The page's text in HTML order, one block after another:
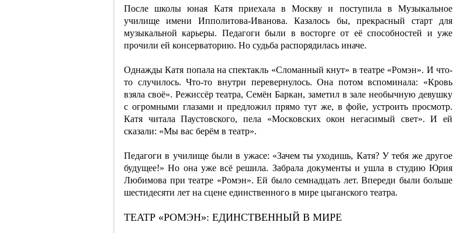
После школы юная Катя приехала в Москву и поступила в Музыкальное
училище имени Ипполитова-Иванова. Казалось бы, прекрасный старт для
музыкальной карьеры. Педагоги были в восторге от её способностей и уже
прочили ей консерваторию. Но судьба распорядилась иначе.
Однажды Катя попала на спектакль «Сломанный кнут» в театре «Ромэн». И что-
то случилось. Что-то внутри перевернулось. Она потом вспоминала: «Кровь
взяла своё». Режиссёр театра, Семён Баркан, заметил в зале необычную девушку
с огромными глазами и предложил прямо тут же, в фойе, устроить просмотр.
Катя читала Паустовского, пела «Московских окон негасимый свет». И ей
сказали: «Мы вас берём в театр».
Педагоги в училище были в ужасе: «Зачем ты уходишь, Катя? У тебя же другое
будущее!» Но она уже всё решила. Забрала документы и ушла в студию Юрия
Любимова при театре «Ромэн». Ей было семнадцать лет. Впереди были больше
шестидесяти лет на сцене единственного в мире цыганского театра.
ТЕАТР «РОМЭН»: ЕДИНСТВЕННЫЙ В МИРЕ